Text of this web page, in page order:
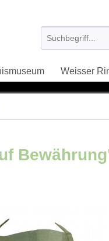
Weisser